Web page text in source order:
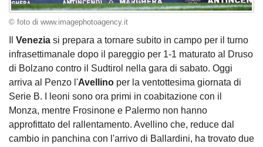
© foto di www.imagephotoagency.it
Venezia si prepara a tornare subito in campo per il turno
infrasettimanale dopo il pareggio per 1-1 maturato al Druso
di Bolzano contro il Sudtirol nella gara di sabato. Oggi
arriva al Penzo l'Avellino per la ventottesima giornata di
Serie B. I leoni sono ora primi in coabitazione con il
Monza, mentre Frosinone e Palermo non hanno
approfittato del rallentamento. Avellino che, reduce dal
cambio in panchina con l'arrivo di Ballardini, ha trovato due